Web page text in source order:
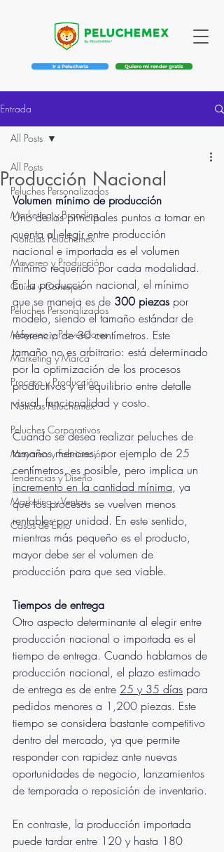
Quiero mi render gratis
Ir a Pelucheria
Entrada
All Posts
Peluches Personalizados
Marketing y Branding
Noticias Peluchemex
Mayoreo y Producción
Guías y Consejos
Peluches Personalizados
Mayoreo y Proveedores
Marketing y Marca
Proceso y Producción
Noticias Peluchemex
Peluches Corporativos
Mayoreo y Fabricación
Tendencias y Diseño
Marketing y Ventas
Casos de Éxito
All Posts
Producción Nacional
Volumen mínimo de producción
Uno de los principales puntos a tomar en
cuenta al elegir entre producción
nacional e importada es el volumen
mínimo requerido por cada modalidad.
En la producción nacional, el mínimo
que se maneja es de 300 piezas por
modelo, siendo el tamaño estándar de
referencia de 30 centímetros. Este
tamaño no es arbitrario: está determinado
por la optimización de los procesos
productivos y el equilibrio entre detalle
visual, funcionalidad y costo.
Cuando se desea realizar peluches de
tamaños menores, por ejemplo de 25
centímetros, es posible, pero implica un
incremento en la cantidad mínima, ya
que los procesos se vuelven menos
rentables por unidad. En este sentido,
mientras más pequeño es el producto,
mayor debe ser el volumen de
producción para que sea viable.
Tiempos de entrega
Otro aspecto determinante al elegir entre
producción nacional o importada es el
tiempo de entrega. Cuando hablamos de
producción nacional, el plazo estimado
de entrega es de entre 25 y 35 días para
pedidos menores a 1,200 piezas. Este
tiempo se considera bastante competitivo
dentro del mercado, ya que permite
responder con rapidez ante nuevas
oportunidades de negocio, lanzamientos
de temporada o reposición de inventario.
En contraste, la producción importada
puede tardar entre 120 y hasta 180